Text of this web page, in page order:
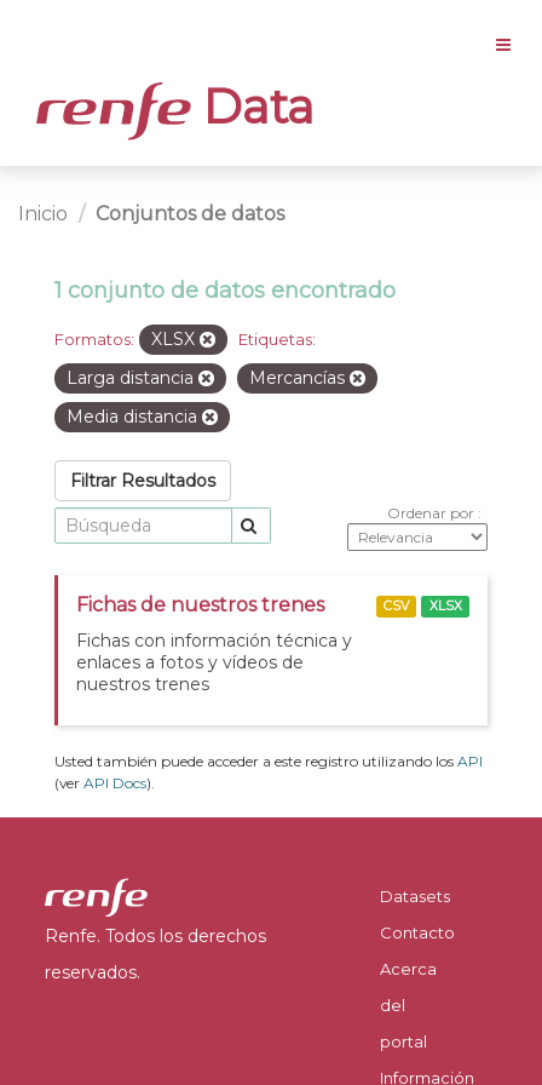
Data
Inicio Conjuntos de datos
1 conjunto de datos encontrado
Formatos: XLSX Etiquetas:
Larga distancia
Mercancías
Media distancia
Filtrar Resultados
Ordenar por
Fichas de nuestros trenes
Fichas con información técnica y
enlaces a fotos y vídeos de
nuestros trenes
CSV XLSX
Usted también puede acceder a este registro utilizando los API
(ver API Docs).
Renfe. Todos los derechos
reservados.
Datasets
Contacto
Acerca
del
portal
Información